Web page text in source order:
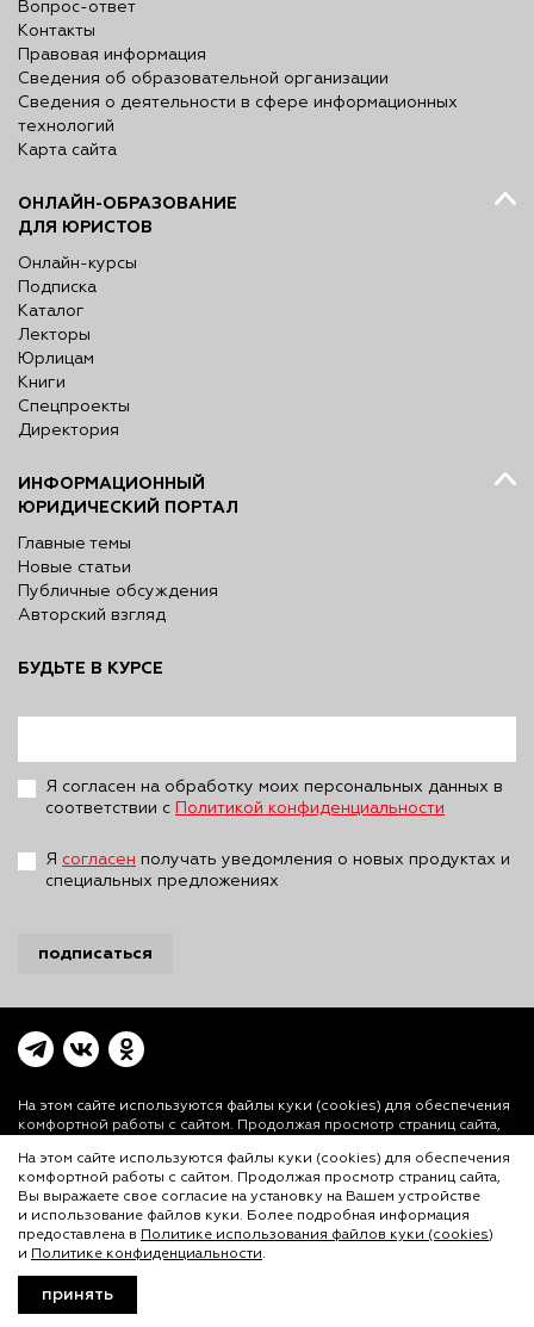
Вопрос-ответ
Контакты
Правовая информация
Сведения об образовательной организации
Сведения о деятельности в сфере информационных
технологий
Карта сайта
ОНЛАЙН-ОБРАЗОВАНИЕ
ДЛЯ ЮРИСТОВ
Онлайн-курсы
Подписка
Каталог
Лекторы
Юрлицам
Книги
Спецпроекты
Директория
ИНФОРМАЦИОННЫЙ
ЮРИДИЧЕСКИЙ ПОРТАЛ
Главные темы
Новые статьи
Публичные обсуждения
Авторский взгляд
БУДЬТЕ В КУРСЕ
Я согласен на обработку моих персональных данных в
соответствии с
Политикой конфиденциальности
Я согласен получать уведомления о новых продуктах и
специальных предложениях
подписаться
На этом сайте используются файлы куки (cookies) для обеспечения
комфортной работы с сайтом. Продолжая просмотр страниц сайта,
использование файлов куки. Более подробная информация
предоставлена вПолитике использования файлов куки (cookies)и
Политике конфиденциальности.
© ООО «Лигал Академия» 2016-2026.
только с согласия ООО «Лигал Академия».
На этом сайте используются файлы куки (cookies) для обеспечения
комфортной работы с сайтом. Продолжая просмотр страниц сайта,
Вы выражаете свое согласие на установку на Вашем устройстве
и использование файлов куки. Более подробная информация
предоставлена в Политике использования файлов куки (cookies)
и Политике конфиденциальности.
принять